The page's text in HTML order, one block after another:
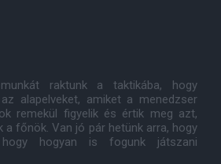
raktunk a taktikába, hogy
alapelveket, amiket a menedzser
remekül figyelik és értik meg azt,
a főnök. Van jó pár hetünk arra, hogy
hogyan is fogunk játszani